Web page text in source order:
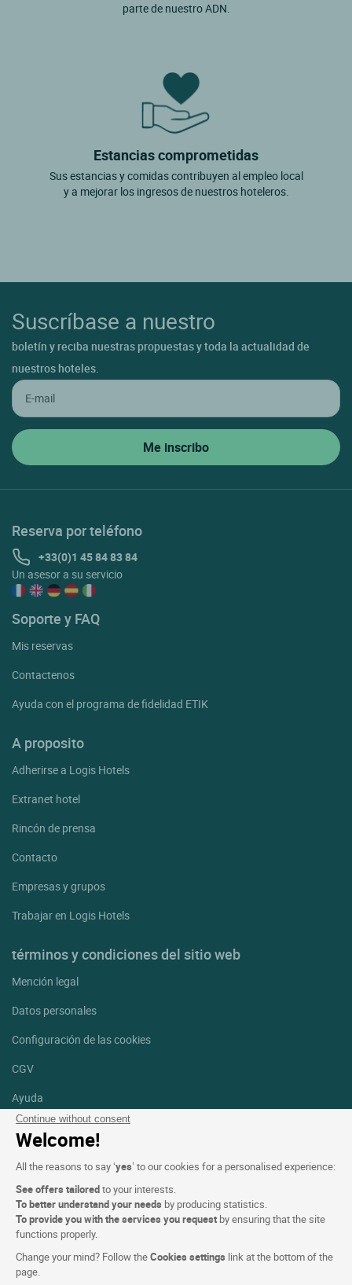
Continue without consent
Welcome!
All the reasons to say ‘yes’ to our cookies for a personalised experience:
See offers tailoredto your interests.
To better understand your needs by producing statistics.
To provide you with the services you request by ensuring that the site
functions properly.
Change your mind? Follow theCookies settings link at the bottom of the
page.
parte de nuestro ADN.
Estancias comprometidas
Sus estancias y comidas contribuyen al empleo local
y a mejorar los ingresos de nuestros hoteleros.
Suscríbase a nuestro
boletín y reciba nuestras propuestas y toda la actualidad de
nuestros hoteles.
Reserva por teléfono
+33(0)1 45 84 83 84
Un asesor a su servicio
Soporte y FAQ
Mis reservas
Contactenos
Ayuda con el programa de fidelidad ETIK
A proposito
Adherirse a Logis Hotels
Extranet hotel
Rincón de prensa
Contacto
Empresas y grupos
Trabajar en Logis Hotels
términos y condiciones del sitio web
Mención legal
Datos personales
Configuración de las cookies
CGV
Ayuda
Mapa del sitio
fotografías
Síguenos
Facebook
Instagram
Linkedin